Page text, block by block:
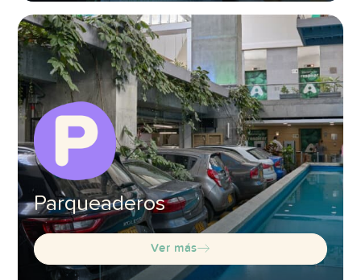
Parqueaderos
Ver más